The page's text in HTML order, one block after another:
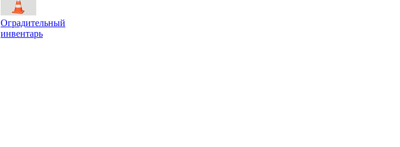
Оградительный
инвентарь